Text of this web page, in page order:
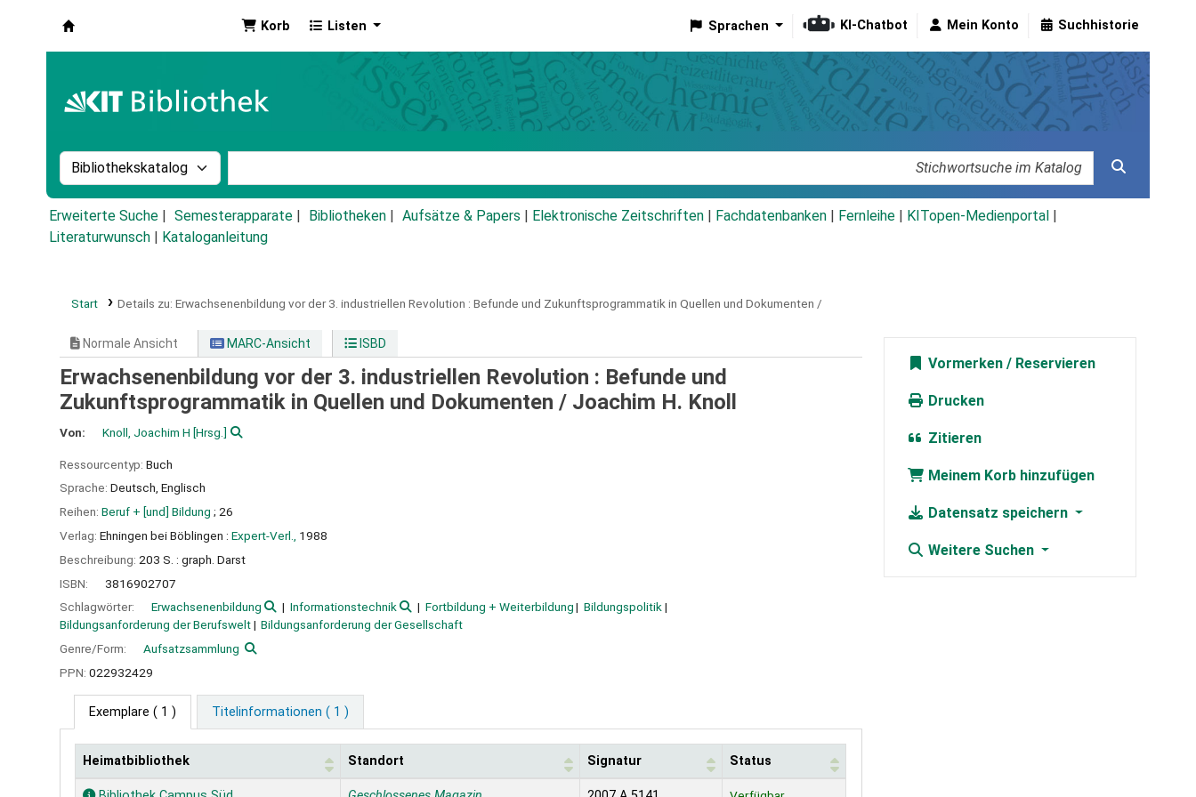
Korb Listen Sprachen KI-Chatbot Mein Konto Suchhistorie
Suche im Katalog nach:
Erweiterte Suche Semesterapparate Bibliotheken Aufsätze & Papers Elektronische Zeitschriften Fachdatenbanken Fernleihe KITopen-Medienportal
Literaturwunsch
Kataloganleitung
Start Details zu: Erwachsenenbildung vor der 3. industriellen Revolution : Befunde und Zukunftsprogrammatik in Quellen und Dokumenten /
Normale Ansicht MARC-Ansicht ISBD
Erwachsenenbildung vor der 3. industriellen Revolution : Befunde und
Zukunftsprogrammatik in Quellen und Dokumenten / Joachim H. Knoll
Von: Knoll, Joachim H [Hrsg.]
Ressourcentyp: Buch
Sprache: Deutsch, Englisch
Reihen: Beruf + [und] Bildung ; 26
Verlag: Ehningen bei Böblingen : Expert-Verl.,
1988
Beschreibung: 203 S. : graph. Darst
ISBN:
3816902707
Schlagwörter:
Erwachsenenbildung Informationstechnik Fortbildung + Weiterbildung
Bildungspolitik
Bildungsanforderung der Berufswelt
Bildungsanforderung der Gesellschaft
Genre/Form:
Aufsatzsammlung
PPN: 022932429
Exemplare ( 1 ) Titelinformationen ( 1 )
Exemplare
Heimatbibliothek Standort Signatur Status
Vormerken
Drucken
Zitieren
Meinem Korb hinzufügen
Datensatz speichern
Weitere Suchen